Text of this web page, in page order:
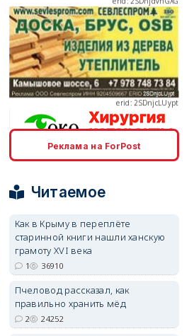
erid: 2SDnjcLUypt
Реклама на ForPost
Читаемое
Как в Крыму в переплёте
старинной книги нашли ханскую
грамоту XVI века
1 36910
Пчеловод рассказал, как
правильно хранить мёд
2 24252